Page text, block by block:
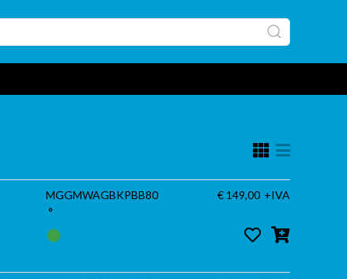
MGGMWAGBKPBB80
°
€ 149,00 +IVA